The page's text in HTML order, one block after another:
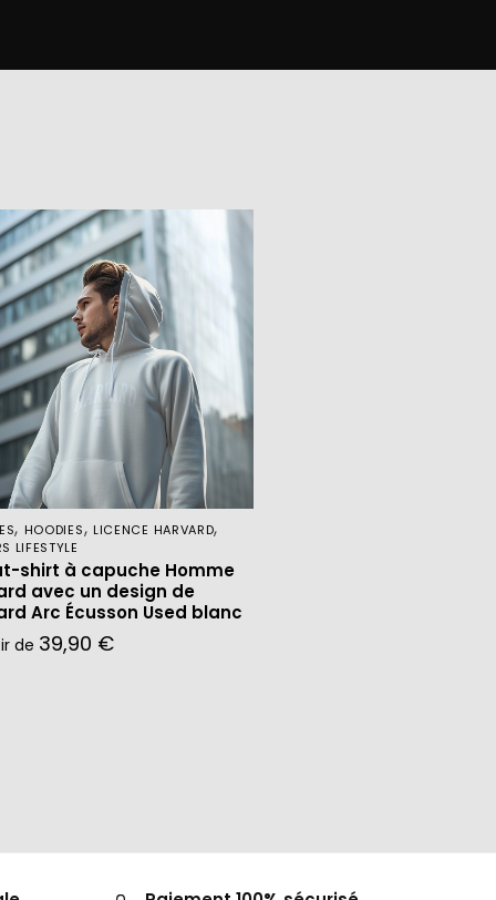
, HOODIES, LICENCE HARVARD,
LIFESTYLE
shirt à capuche Homme
avec un design de
Arc Écusson Used blanc
de 39,90 €